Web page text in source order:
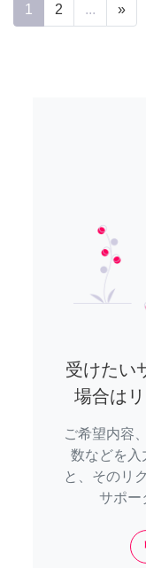
1 2 ... »
受けたい
場合は
ご希望内容
数などを入
と、そのリ
サポー